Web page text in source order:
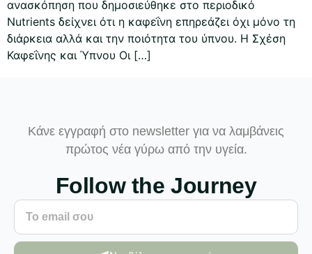
ανασκόπηση που δημοσιεύθηκε στο περιοδικό
Nutrients δείχνει ότι η καφεΐνη επηρεάζει όχι μόνο τη
διάρκεια αλλά και την ποιότητα του ύπνου. Η Σχέση
Καφεΐνης και Ύπνου Οι […]
Κάνε εγγραφή στο newsletter για να λαμβάνεις
πρώτος νέα γύρω από την υγεία.
Follow the Journey